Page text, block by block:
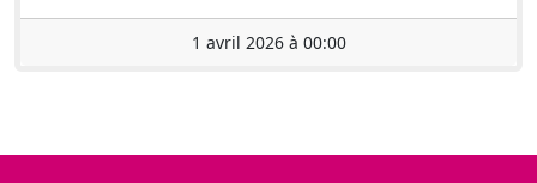
1 avril 2026 à 00:00